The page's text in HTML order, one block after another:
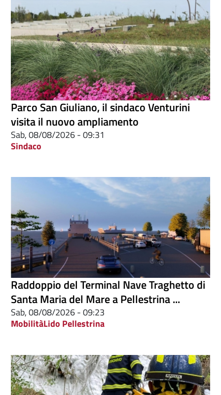
Parco San Giuliano, il sindaco Venturini
visita il nuovo ampliamento
Sab, 08/08/2026 - 09:31
Sindaco
Raddoppio del Terminal Nave Traghetto di
Santa Maria del Mare a Pellestrina ...
Sab, 08/08/2026 - 09:23
MobilitàLido Pellestrina